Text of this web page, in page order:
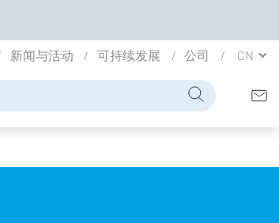
新闻与活动 可持续发展 公司 CN